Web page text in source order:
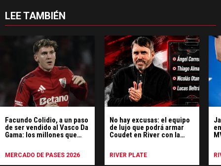
LEE TAMBIÉN
Facundo Colidio, a un paso
de ser vendido al Vasco Da
Gama: los millones que
MERCADO DE PASES 2026
No hay excusas: el equipo
de lujo que podrá armar
Coudet en River con la
RIVER PLATE